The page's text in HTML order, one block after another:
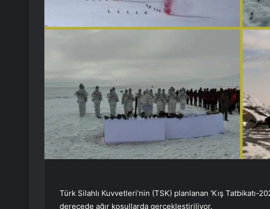
Türk Silahlı Kuvvetleri’nin (TSK) planlanan ‘Kış Tatbikatı-
derecede ağır koşullarda gerçekleştiriliyor.